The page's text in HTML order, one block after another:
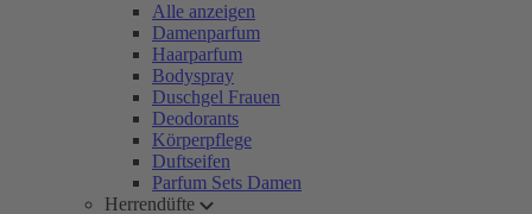
Alle anzeigen
Damenparfum
Haarparfum
Bodyspray
Duschgel Frauen
Deodorants
Körperpflege
Duftseifen
Parfum Sets Damen
Herrendüfte